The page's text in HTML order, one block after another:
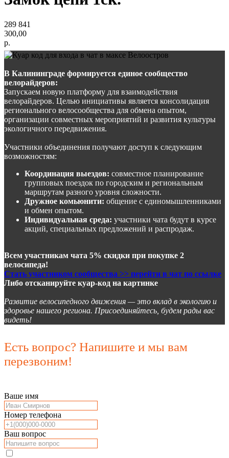
289 841
300,00
р.
В Калининграде формируется единое сообщество
велорайдеров:
Запускаем новую платформу для взаимодействия
велорайдеров. Целью инициативы является консолидация
регионального велосообщества для обмена опытом,
организации совместных мероприятий и развития культуры
экологичного передвижения.
Участники объединения получают доступ к следующим
возможностям:
Координация выездов: совместное планирование
групповых поездок по городским и региональным
маршрутам разного уровня сложности.
Дружное комьюнити: общение с единомышленниками
и обмен опытом.
Индивидуальная среда: участники чата будут в курсе
акций, специальных предложений и распродаж.
Всем участникам чата 5% скидки при покупке 2
велосипеда!
Стать участником сообщества >> перейти в чат по ссылке
Либо отсканируйте куар-код на картинке
Развитие велосипедного движения — это вклад в экологию и
здоровье нашего региона. Присоединяйтесь, будем рады вас
видеть!
Есть вопрос? Напишите и мы вам
перезвоним!
Ваше имя
Номер телефона
Ваш вопрос